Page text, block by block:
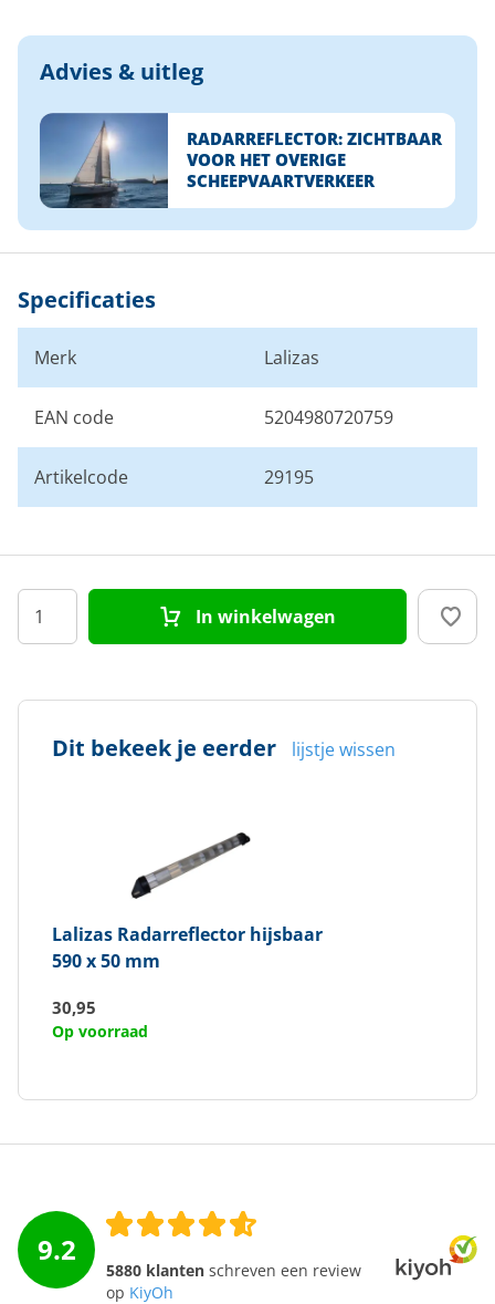
Advies & uitleg
RADARREFLECTOR: ZICHTBAAR
VOOR HET OVERIGE
SCHEEPVAARTVERKEER
Specificaties
Merk Lalizas
EAN code 5204980720759
Artikelcode 29195
In winkelwagen
Dit bekeek je eerder lijstje wissen
Lalizas Radarreflector hijsbaar
590 x 50 mm
30,95
Op voorraad
9.2
5880 klanten schreven een review
op KiyOh